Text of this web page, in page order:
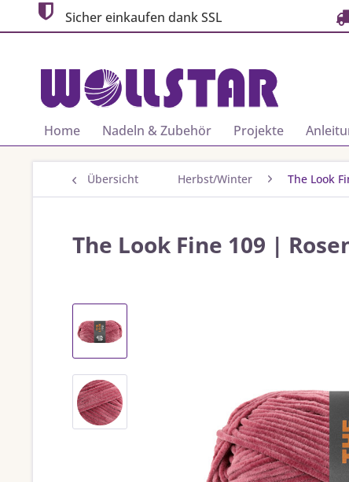
Sicher einkaufen dank SSL
Home Nadeln & Zubehör Projekte
Übersicht Herbst/Winter The Look
The Look Fine 109 |